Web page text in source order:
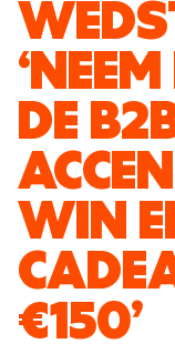
DE
WIN
€150’